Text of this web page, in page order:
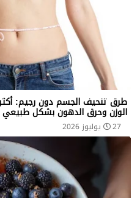
الوزن وحرق الدهون بشكل طبيعي
27 يوليوز 2026